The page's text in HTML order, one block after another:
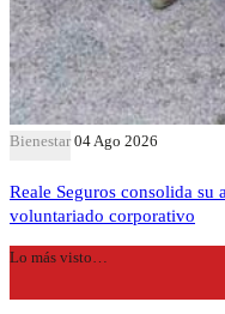
Bienestar 04 Ago 2026
Reale Seguros consolida su
voluntariado corporativo
Lo más visto…